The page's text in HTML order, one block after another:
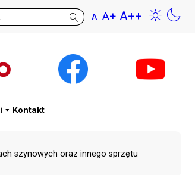
A A+ A++
Kontakt
szynowych oraz innego sprzętu